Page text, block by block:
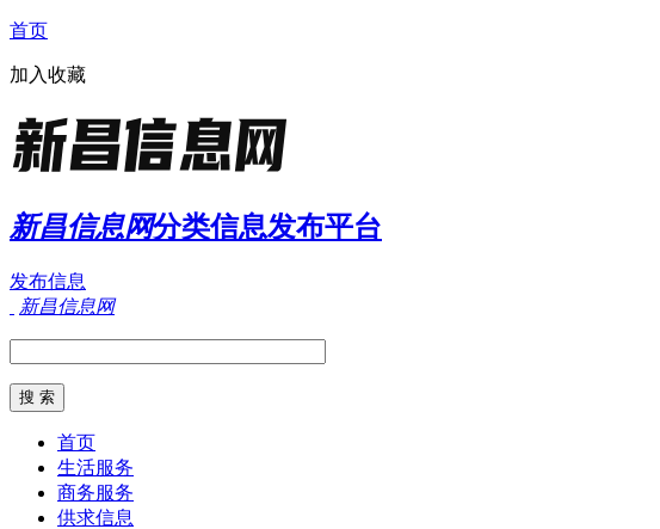
首页
加入收藏
新昌信息网分类信息发布平台
发布信息
新昌信息网
首页
生活服务
商务服务
供求信息